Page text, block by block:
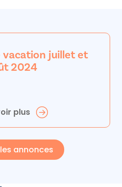
vacation juillet et
2024
plus
annonces